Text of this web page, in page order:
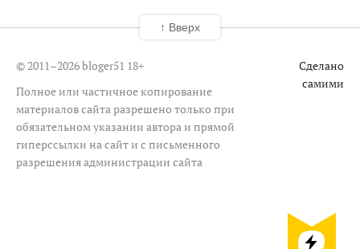
© 2011–2026 bloger51 18+
Полное или частичное копирование
материалов сайта разрешено только при
обязательном указании автора и прямой
гиперссылки на сайт и с письменного
разрешения администрации сайта
Сделано
самими
↑ Вверх